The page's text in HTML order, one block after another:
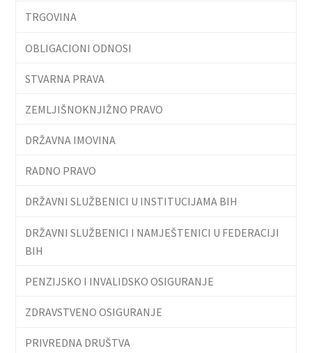
TRGOVINA
OBLIGACIONI ODNOSI
STVARNA PRAVA
ZEMLJIŠNOKNJIŽNO PRAVO
DRŽAVNA IMOVINA
RADNO PRAVO
DRŽAVNI SLUŽBENICI U INSTITUCIJAMA BIH
DRŽAVNI SLUŽBENICI I NAMJEŠTENICI U FEDERACIJI
BIH
PENZIJSKO I INVALIDSKO OSIGURANJE
ZDRAVSTVENO OSIGURANJE
PRIVREDNA DRUŠTVA